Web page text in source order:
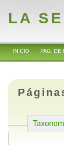
LA
INICIO PAG. DE